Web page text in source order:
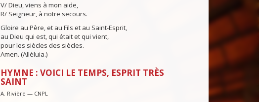
V/ Dieu, viens à mon aide,
R/ Seigneur, à notre secours.
Gloire au Père, et au Fils et au Saint-Esprit,
au Dieu qui est, qui était et qui vient,
pour les siècles des siècles.
Amen. (Alléluia.)
HYMNE : VOICI LE TEMPS, ESPRIT TRÈS
SAINT
A. Rivière — CNPL